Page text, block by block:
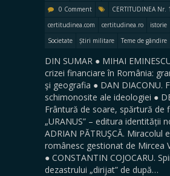
0 Comment
CERTITUDINEA Nr.
certitudinea.com
certitudinea.ro istorie
Societate
Știri militare Teme de gândire
DIN SUMAR ● MIHAI
crizei financiare în România:
şi geografia ● DAN DIACONU.
schimonosite ale ideologiei ●
Frântură de soare, spărtură de
„URANUS” – editura identității
ADRIAN PĂTRUŞCĂ. Miracolul
românesc gestionat de Mircea
● CONSTANTIN COJOCARU.
dezastrului „dirijat” de după…